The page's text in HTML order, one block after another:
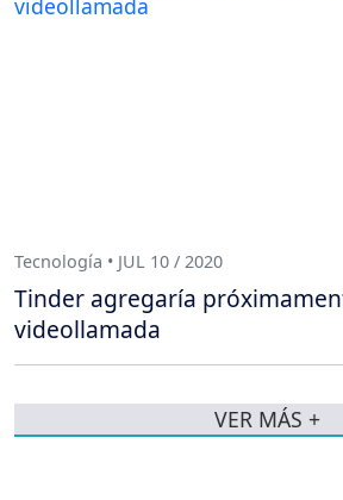
Tecnología • JUL 10 / 2020
Tinder agregaría
videollamada
VER MÁS +